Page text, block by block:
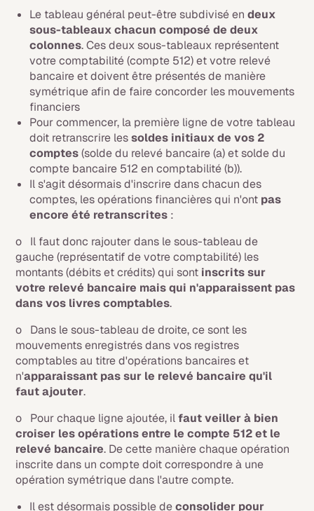
Le tableau général peut-être subdivisé endeux
sous-tableaux chacun composé de deux
colonnes. Ces deux sous-tableaux représentent
votre comptabilité (compte 512) et votre relevé
bancaire et doivent être présentés de manière
symétrique afin de faire concorder les mouvements
financiers
Pour commencer, la première ligne de votre tableau
doit retranscrire lessoldes initiaux de vos 2
comptes(solde du relevé bancaire (a) et solde du
compte bancaire 512 en comptabilité (b)).
Il s'agit désormais d'inscrire dans chacun des
comptes, les opérations financières qui n'ont pas
encore été retranscrites :
o Il faut donc rajouter dans le sous-tableau de
gauche (représentatif de votre comptabilité) les
montants (débits et crédits) qui sont inscrits sur
votre relevé bancaire mais qui n'apparaissent pas
dans vos livres comptables.
o Dans le sous-tableau de droite, ce sont les
mouvements enregistrés dans vos registres
comptables au titre d'opérations bancaires et
n'apparaissant pas sur le relevé bancaire qu'il
faut ajouter.
o Pour chaque ligne ajoutée, ilfaut veiller à bien
croiser les opérations entre le compte 512 et le
relevé bancaire. De cette manière chaque opération
inscrite dans un compte doit correspondre à une
opération symétrique dans l'autre compte.
Il est désormais possible deconsolider pour